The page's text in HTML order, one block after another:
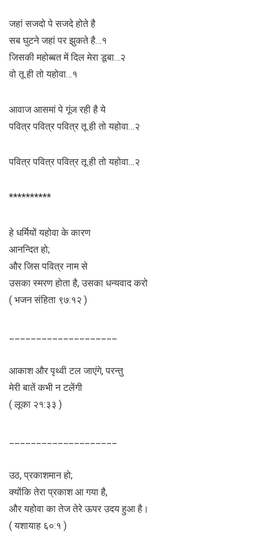
जहां सजदो पे सजदे होते है
सब घुटने जहां पर झुकते है…१
जिसकी महोब्बत में दिल मेरा डूबा…२
वो तू ही तो यहोवा…१
आवाज आसमां पे गूंज रही है ये
पवित्र पवित्र पवित्र तू ही तो यहोवा…२
पवित्र पवित्र पवित्र तू ही तो यहोवा…२
**********
हे धर्मियों यहोवा के कारण
आनन्दित हो;
और जिस पवित्र नाम से
उसका स्मरण होता है, उसका धन्यवाद करो
( भजन संहिता ९७:१२ )
आकाश और पृथ्वी टल जाएंगे, परन्तु
मेरी बातें कभी न टलेंगी
( लूका २१:३३ )
उठ, प्रकाशमान हो;
क्योंकि तेरा प्रकाश आ गया है,
और यहोवा का तेज तेरे ऊपर उदय हुआ है।
( यशायाह ६०:१ )